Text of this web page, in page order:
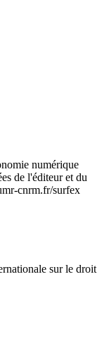
numérique
de l'éditeur et du
cnrm.fr/surfex
sur le droit